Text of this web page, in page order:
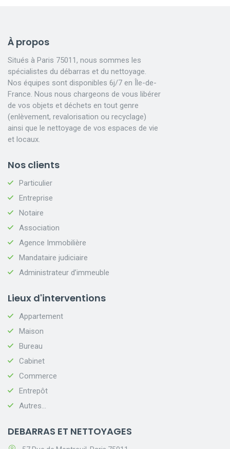
À propos
Situés à Paris 75011, nous sommes les
spécialistes du débarras et du nettoyage.
Nos équipes sont disponibles 6j/7 en Île-de-
France. Nous nous chargeons de vous libérer
de vos objets et déchets en tout genre
(enlèvement, revalorisation ou recyclage)
ainsi que le nettoyage de vos espaces de vie
et locaux.
Nos clients
Particulier
Entreprise
Notaire
Association
Agence Immobilière
Mandataire judiciaire
Administrateur d’immeuble
Lieux d'interventions
Appartement
Maison
Bureau
Cabinet
Commerce
Entrepôt
Autres...
DEBARRAS ET NETTOYAGES